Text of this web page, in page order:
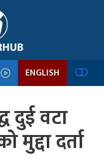
ENGLISH
दुई वटा
दर्ता